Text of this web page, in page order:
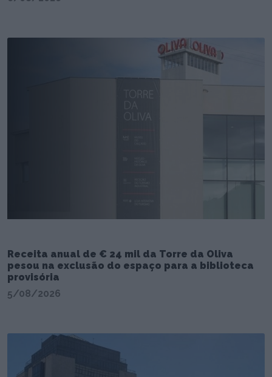
Receita anual de € 24 mil da Torre da Oliva
pesou na exclusão do espaço para a biblioteca
provisória
5/08/2026